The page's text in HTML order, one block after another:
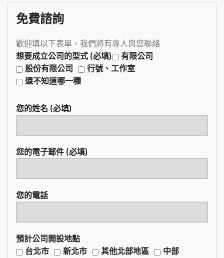
免費諮詢
歡迎填以下表單，我們將有專人與您聯絡
想要成立公司的型式 (必填)
有限公司
股份有限公司
行號、工作室
還不知道哪一種
您的姓名 (必填)
您的電子郵件 (必填)
您的電話
預計公司開設地點
台北市
新北市 其他北部地區
中部